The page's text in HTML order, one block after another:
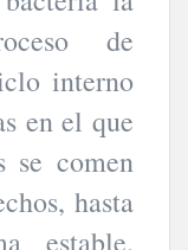
de
interno
en el que
se comen
hasta
estable.